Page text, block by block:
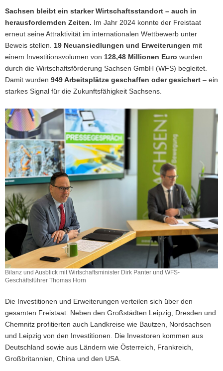
Sachsen bleibt ein starker Wirtschaftsstandort – auch in
herausfordernden Zeiten. Im Jahr 2024 konnte der Freistaat
erneut seine Attraktivität im internationalen Wettbewerb unter
Beweis stellen. 19 Neuansiedlungen und Erweiterungen mit
einem Investitionsvolumen von 128,48 Millionen Euro wurden
durch die Wirtschaftsförderung Sachsen GmbH (WFS) begleitet.
Damit wurden 949 Arbeitsplätze geschaffen oder gesichert – ein
starkes Signal für die Zukunftsfähigkeit Sachsens.
Bilanz und Ausblick mit Wirtschaftsminister Dirk Panter und WFS-
Geschäftsführer Thomas Horn
Die Investitionen und Erweiterungen verteilen sich über den
gesamten Freistaat: Neben den Großstädten Leipzig, Dresden und
Chemnitz profitierten auch Landkreise wie Bautzen, Nordsachsen
und Leipzig von den Investitionen. Die Investoren kommen aus
Deutschland sowie aus Ländern wie Österreich, Frankreich,
Großbritannien, China und den USA.